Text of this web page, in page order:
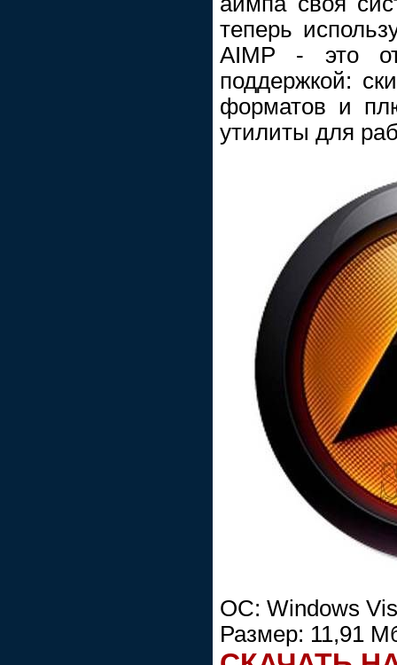
теперь
AIMP - это
поддержкой:
форматов и
утилиты для
ОС: Windows
Размер: 11,91